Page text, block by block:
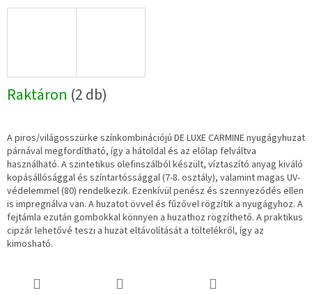
Raktáron (2 db)
A piros/világosszürke színkombinációjú DE LUXE CARMINE nyugágyhuzat
párnával megfordítható, így a hátoldal és az előlap felváltva
használható. A szintetikus olefinszálból készült, víztaszító anyag kiváló
kopásállósággal és színtartóssággal (7-8. osztály), valamint magas UV-
védelemmel (80) rendelkezik. Ezenkívül penész és szennyeződés ellen
is impregnálva van. A huzatot övvel és fűzővel rögzítik a nyugágyhoz. A
fejtámla ezután gombokkal könnyen a huzathoz rögzíthető. A praktikus
cipzár lehetővé teszi a huzat eltávolítását a töltelékről, így az
kimosható.